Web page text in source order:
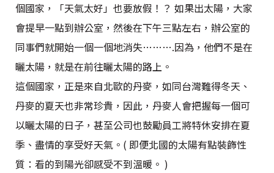
個國家，「天氣太好」也要放假！？ 如果出太陽，大家
會提早一點到辦公室，然後在下午三點左右，辦公室的
同事們就開始一個一個地消失……….因為，他們不是在
曬太陽，就是在前往曬太陽的路上。
這個國家，正是來自北歐的丹麥，如同台灣難得冬天、
丹麥的夏天也非常珍貴，因此，丹麥人會把握每一個可
以曬太陽的日子，甚至公司也鼓勵員工將特休安排在夏
季、盡情的享受好天氣。( 即便北國的太陽有點裝飾性
質：看的到陽光卻感受不到溫暖。 )